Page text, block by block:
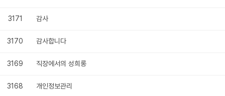
3171 감사
3170 감사합니다
3169 직장에서의 성희롱
3168 개인정보관리